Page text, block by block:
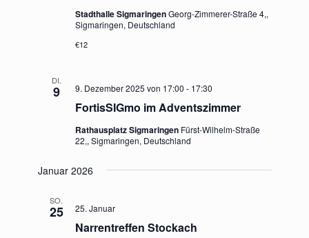
Stadthalle SigmaringenGeorg-Zimmerer-Straße 4,,
Sigmaringen, Deutschland
€12
DI.
9
FortisSIGmo im Adventszimmer
9. Dezember 2025 von 17:00 - 17:30
Rathausplatz Sigmaringen Fürst-Wilhelm-Straße
22,, Sigmaringen, Deutschland
Januar 2026
SO.
25
Narrentreffen Stockach
25. Januar